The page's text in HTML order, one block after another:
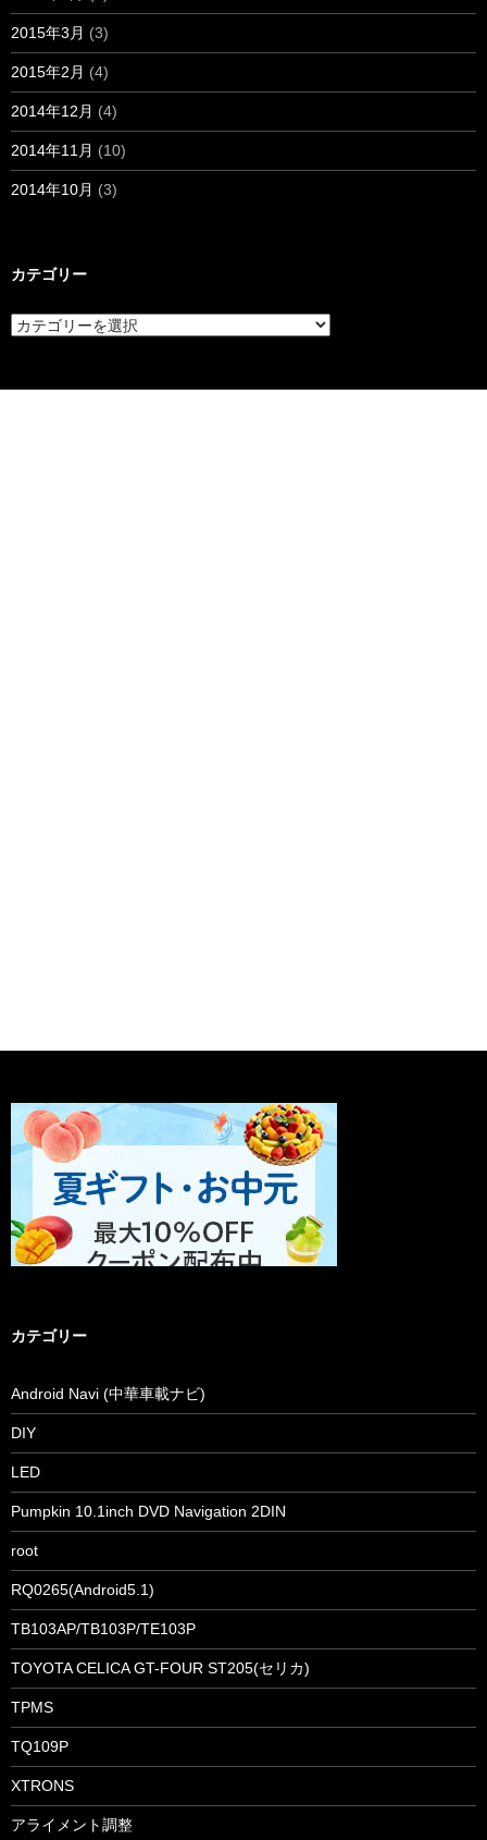
2015年3月 (3)
2015年2月 (4)
2014年12月 (4)
2014年11月 (10)
2014年10月 (3)
カテゴリー
カ
テ
カテゴリー
Android Navi (中華車載ナビ)
DIY
LED
Pumpkin 10.1inch DVD Navigation 2DIN
root
RQ0265(Android5.1)
TB103AP/TB103P/TE103P
TOYOTA CELICA GT-FOUR ST205(セリカ)
TPMS
TQ109P
XTRONS
アライメント調整